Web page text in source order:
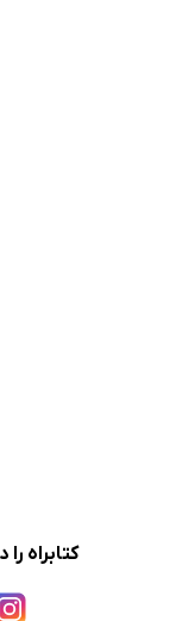
کتابراه